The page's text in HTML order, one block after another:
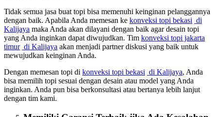
Tidak semua jasa buat topi bisa memenuhi keinginan pelanggannya
dengan baik. Apabila Anda memesan ke konveksi topi bekasi di
Kalijaya maka Anda akan dilayani dengan baik agar desain topi
yang Anda inginkan dapat diwujudkan. Tim konveksi topi jakarta
timur di Kalijaya akan menjadi partner diskusi yang baik untuk
mewujudkan keinginan Anda.
Dengan memesan topi di konveksi topi bekasi di Kalijaya, Anda
bisa memilih topi sesuai dengan desain atau model yang Anda
inginkan. Anda pun bisa berkonsultasi atau bertanya lebih lanjut
dengan tim kami.